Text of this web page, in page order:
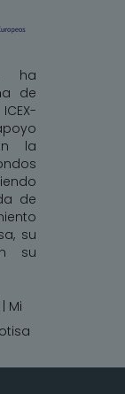
ha
de
la
de
su
su
Mi